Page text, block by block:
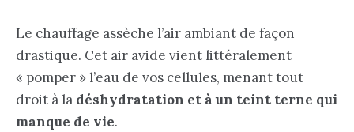
Le chauffage assèche l’air ambiant de façon
drastique. Cet air avide vient littéralement
« pomper » l’eau de vos cellules, menant tout
droit à la déshydratation et à un teint terne qui
manque de vie.